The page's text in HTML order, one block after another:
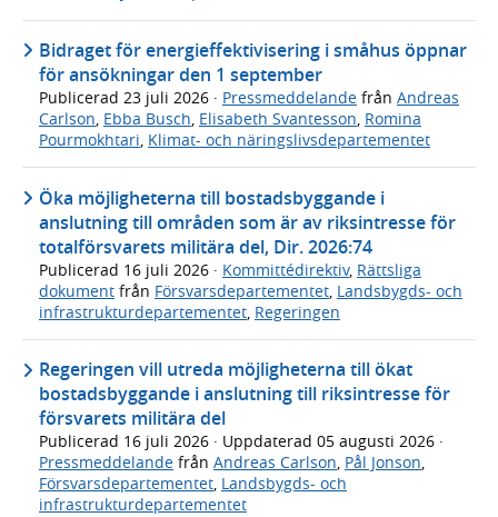
Bidraget för energieffektivisering i småhus öppnar
för ansökningar den 1 september
Publicerad 23 juli 2026 · Pressmeddelande från Andreas
Carlson, Ebba Busch, Elisabeth Svantesson, Romina
Pourmokhtari, Klimat- och näringslivsdepartementet
Öka möjligheterna till bostadsbyggande i
anslutning till områden som är av riksintresse för
totalförsvarets militära del, Dir. 2026:74
Publicerad 16 juli 2026 · Kommittédirektiv, Rättsliga
dokument från Försvarsdepartementet Landsbygds- och
infrastrukturdepartementet Regeringen
Regeringen vill utreda möjligheterna till ökat
bostadsbyggande i anslutning till riksintresse för
försvarets militära del
Publicerad 16 juli 2026 · Uppdaterad 05 augusti 2026 ·
Pressmeddelande från Andreas Carlson, Pål Jonson,
Försvarsdepartementet, Landsbygds- och
infrastrukturdepartementet